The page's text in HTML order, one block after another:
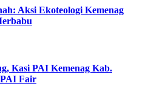
Aksi Ekoteologi Kemenag
Kasi PAI Kemenag Kab.
Fair